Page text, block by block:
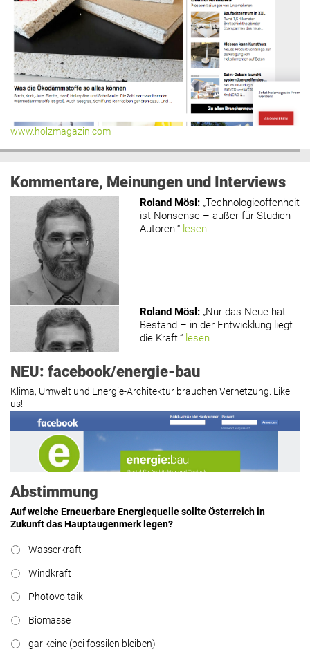
www.holzmagazin.com
Kommentare, Meinungen und Interviews
Roland Mösl : „Technologieoffenheit
ist Nonsense – außer für Studien-
Autoren.“ lesen
Roland Mösl : „Nur das Neue hat
Bestand – in der Entwicklung liegt
die Kraft.“ lesen
Roland Mösl: „Man wollte wohl
Kasse machen statt neue Produkte
erfinden.“ lesen
Hier geht’s zu allen Kommentaren
NEU: facebook/energie-bau
Klima, Umwelt und Energie-Architektur brauchen Vernetzung. Like
us!
Abstimmung
Auf welche Erneuerbare Energiequelle sollte Österreich in
Zukunft das Hauptaugenmerk legen?
Wasserkraft
Windkraft
Photovoltaik
Biomasse
gar keine (bei fossilen bleiben)